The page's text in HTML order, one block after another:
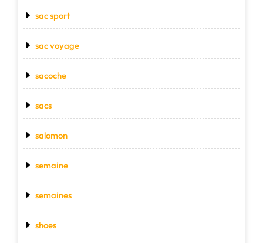
sac sport
sac voyage
sacoche
sacs
salomon
semaine
semaines
shoes